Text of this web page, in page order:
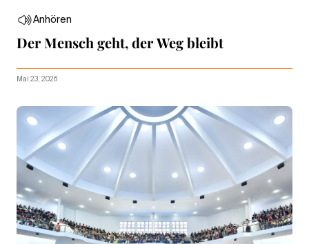
Anhören
Der Mensch geht, der Weg bleibt
Mai 23, 2026